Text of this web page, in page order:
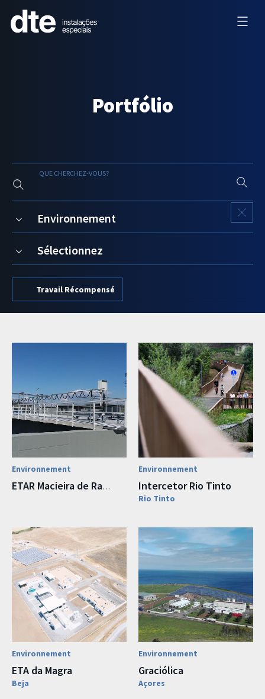
Portfólio
QUE CHERCHEZ-VOUS?
Environnement
Sélectionnez
Travail Récompensé
Environnement
ETAR Macieira de Rates
Environnement
Intercetor Rio Tinto
Rio Tinto
Environnement
ETA da Magra
Beja
Environnement
Graciólica
Açores